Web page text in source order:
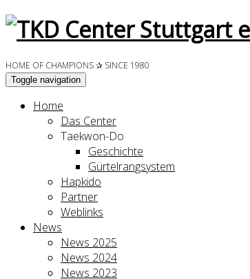
HOME OF CHAMPIONS ✰ SINCE 1980
Toggle navigation
Home
Das Center
Taekwon-Do
Geschichte
Gürtelrangsystem
Hapkido
Partner
Weblinks
News
News 2025
News 2024
News 2023